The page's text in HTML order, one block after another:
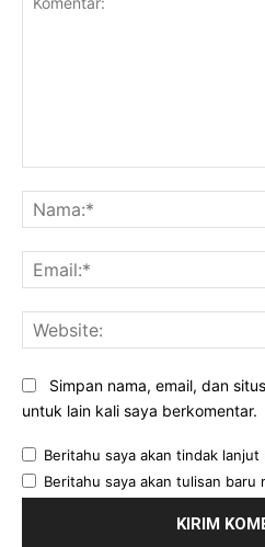
Simpan nama, email, dan
untuk lain kali saya berkomentar.
Beritahu saya akan tindak
Beritahu saya akan tulisan baru